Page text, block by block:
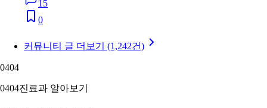
15
0
커뮤니티 글 더보기 (1,242건)
0404
0404진료과 알아보기